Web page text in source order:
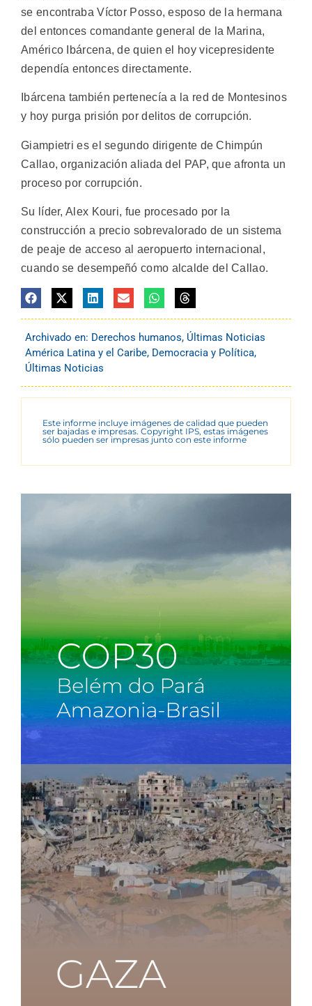
se encontraba Víctor Posso, esposo de la hermana
del entonces comandante general de la Marina,
Américo Ibárcena, de quien el hoy vicepresidente
dependía entonces directamente.
Ibárcena también pertenecía a la red de Montesinos
y hoy purga prisión por delitos de corrupción.
Giampietri es el segundo dirigente de Chimpún
Callao, organización aliada del PAP, que afronta un
proceso por corrupción.
Su líder, Alex Kouri, fue procesado por la
construcción a precio sobrevalorado de un sistema
de peaje de acceso al aeropuerto internacional,
cuando se desempeñó como alcalde del Callao.
Archivado en: Derechos humanos, Últimas Noticias
América Latina y el Caribe, Democracia y Política,
Últimas Noticias
Este informe incluye imágenes de calidad que pueden
ser bajadas e impresas. Copyright IPS, estas imágenes
sólo pueden ser impresas junto con este informe